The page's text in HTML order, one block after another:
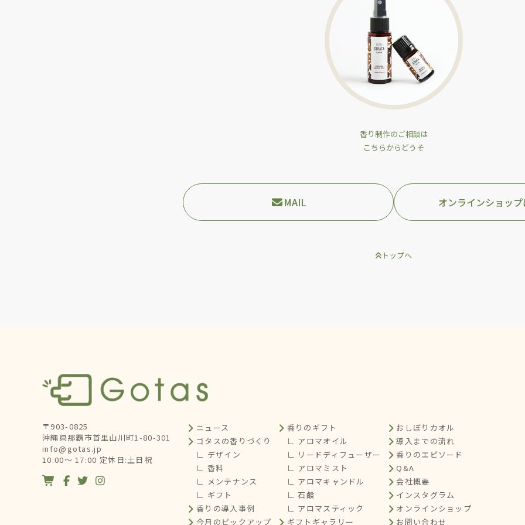
香り制作のご相談は
こちらからどうそ
MAIL オンラインショッ
トップへ
〒903-0825
沖縄県那覇市首里山川町1-80-301
info@gotas.jp
10:00～ 17:00 定休日:土日祝
   
ニュース
ゴタスの香りづくり
∟ デザイン
∟ 香料
∟ メンテナンス
∟ ギフト
香りの導入事例
今月のピックアップ
香りのギフト
∟ アロマオイル
∟ リードディフューザー
∟ アロマミスト
∟ アロマキャンドル
∟ 石鹸
∟ アロマスティック
ギフトギャラリー
おしぼりカオル
導入までの流れ
香りのエピソード
Q&A
会社概要
インスタグラム
オンラインショップ
お問い合わせ